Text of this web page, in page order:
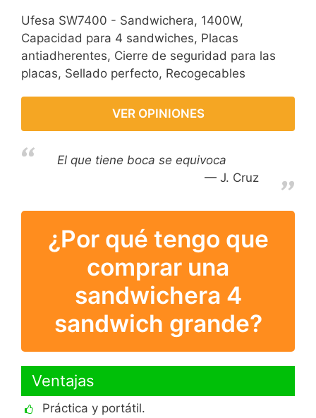
Ufesa SW7400 - Sandwichera, 1400W,
Capacidad para 4 sandwiches, Placas
antiadherentes, Cierre de seguridad para las
placas, Sellado perfecto, Recogecables
VER OPINIONES
El que tiene boca se equivoca
J. Cruz
¿Por qué tengo que
comprar una
sandwichera 4
sandwich grande?
Ventajas
Práctica y portátil.